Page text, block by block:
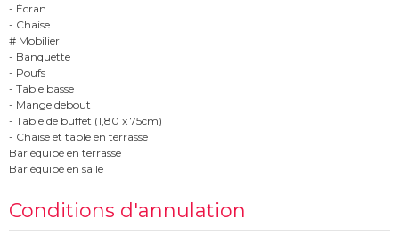
- Écran
- Chaise
# Mobilier
- Banquette
- Poufs
- Table basse
- Mange debout
- Table de buffet (1,80 x 75cm)
- Chaise et table en terrasse
Bar équipé en terrasse
Bar équipé en salle
Conditions d'annulation